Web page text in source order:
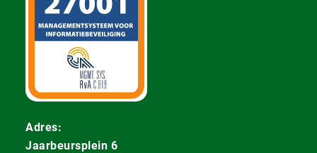
Adres:
Jaarbeursplein 6